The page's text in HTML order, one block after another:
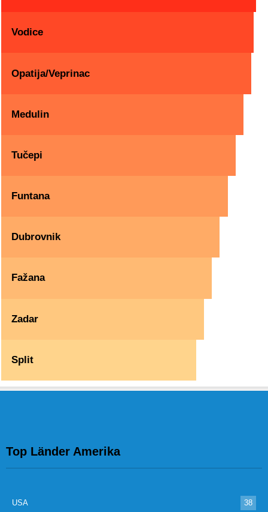
Vodice
Opatija/Veprinac
Medulin
Tučepi
Funtana
Dubrovnik
Fažana
Zadar
Split
Top Länder Amerika
USA 38